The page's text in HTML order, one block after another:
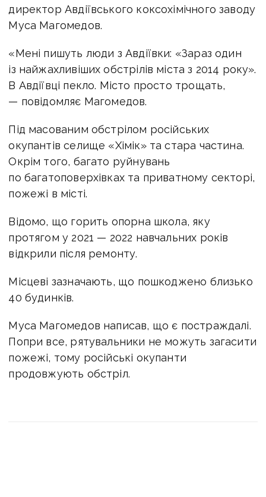
директор Авдіївського коксохімічного заводу
Муса Магомедов.
«Мені пишуть люди з Авдіївки: «Зараз один
із найжахливіших обстрілів міста з 2014 року».
В Авдіївці пекло. Місто просто трощать,
— повідомляє Магомедов.
Під масованим обстрілом російських
окупантів селище «Хімік» та стара частина.
Окрім того, багато руйнувань
по багатоповерхівках та приватному секторі,
пожежі в місті.
Відомо, що горить опорна школа, яку
протягом у 2021 — 2022 навчальних років
відкрили після ремонту.
Місцеві зазначають, що пошкоджено близько
40 будинків.
Муса Магомедов написав, що є постраждалі.
Попри все, рятувальники не можуть загасити
пожежі, тому російські окупанти
продовжують обстріл.